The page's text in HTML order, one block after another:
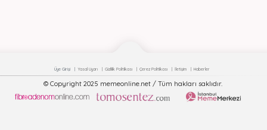
Üye Girişi Yasal Uyarı Gizlilik Politikası Çerez Politikası İletişim Haberler
© Copyright 2025 memeonline.net / Tüm hakları saklıdır.